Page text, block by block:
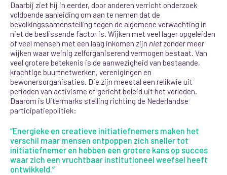
Daarbij ziet hij in eerder, door anderen verricht onderzoek
voldoende aanleiding om aan te nemen dat de
bevolkingssamenstelling tegen de algemene verwachting in
niet de beslissende factor is. Wijken met veel lager opgeleiden
of veel mensen met een laag inkomen zijn nietzonder meer
wijken waar weinig zelforganiserend vermogen bestaat. Van
veel grotere betekenis is de aanwezigheid van bestaande,
krachtige buurtnetwerken, verenigingen en
bewonersorganisaties. Die zijn meestal een relikwie uit
perioden van activisme of gericht beleid uit het verleden.
Daarom is Uitermarks stelling richting de Nederlandse
participatiepolitiek:
“Energieke en creatieve initiatiefnemers maken het
verschil maar mensen ontpoppen zich sneller tot
initiatiefnemer en hebben een grotere kans op succes
waar zich een vruchtbaar institutioneel weefsel heeft
ontwikkeld.”